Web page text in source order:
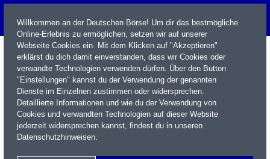
Name / WKN / ISIN / Kürzel
Willkommen an der Deutschen Börse! Um dir das bestmögliche
Online-Erlebnis zu ermöglichen, setzen wir auf unserer
Webseite Cookies ein. Mit dem Klicken auf "Akzeptieren"
erklärst du dich damit einverstanden, dass wir Cookies oder
verwandte Technologien verwenden dürfen. Über den Button
"Einstellungen" kannst du der Verwendung der genannten
Dienste im Einzelnen zustimmen oder widersprechen.
Detaillierte Informationen und wie du der Verwendung von
Cookies und verwandten Technologien auf dieser Website
jederzeit widersprechen kannst, findest du in unseren
Datenschutzhinweisen.